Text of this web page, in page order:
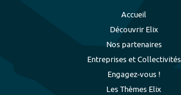
Accueil
Découvrir Elix
Nos partenaires
Entreprises et Collectivités
Engagez-vous !
Les Thèmes Elix